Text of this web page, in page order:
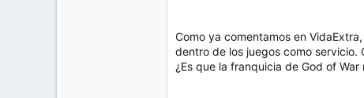
Como ya comentamos en
dentro de los juegos como servicio.
¿Es que la franquicia de God of